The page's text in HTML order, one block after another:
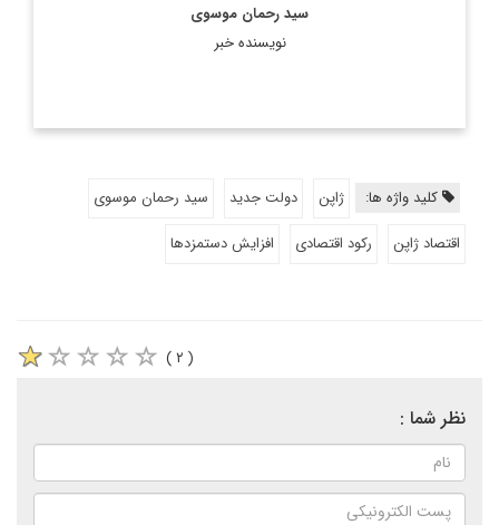
سید رحمان موسوی
نویسنده خبر
کلید واژه ها: ژاپن دولت جدید
سید رحمان موسوی
اقتصاد ژاپن
رکود اقتصادی افزایش دستمزدها
( ۲ )
نظر شما :